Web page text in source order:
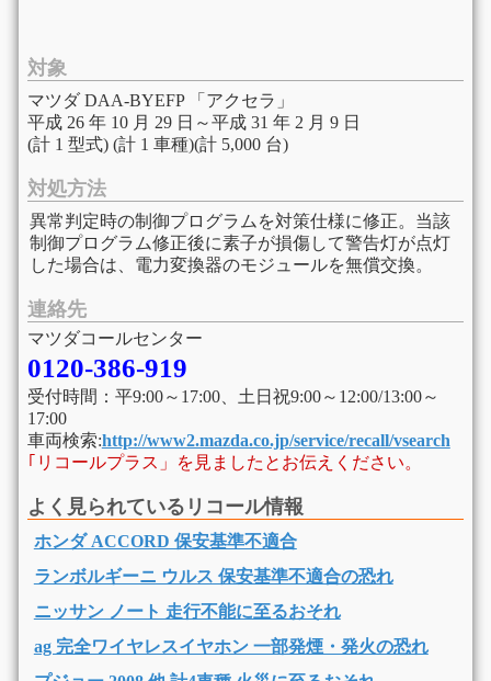
対象
マツダ DAA-BYEFP 「アクセラ」
平成 26 年 10 月 29 日～平成 31 年 2 月 9 日
(計 1 型式) (計 1 車種)(計 5,000 台)
対処方法
異常判定時の制御プログラムを対策仕様に修正。当該
制御プログラム修正後に素子が損傷して警告灯が点灯
した場合は、電力変換器のモジュールを無償交換。
連絡先
マツダコールセンター
0120-386-919
受付時間：平9:00～17:00、土日祝9:00～12:00/13:00～
17:00
車両検索:http://www2.mazda.co.jp/service/recall/vsearch
｢リコールプラス」を見ましたとお伝えください。
よく見られているリコール情報
ホンダ ACCORD 保安基準不適合
ランボルギーニ ウルス 保安基準不適合の恐れ
ニッサン ノート 走行不能に至るおそれ
ag 完全ワイヤレスイヤホン 一部発煙・発火の恐れ